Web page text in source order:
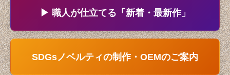
▶ 職人が仕立てる「新着・最新作」
SDGsノベルティの制作・OEMのご案内